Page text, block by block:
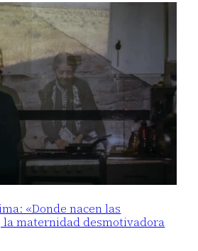
«Donde nacen las
la maternidad desmotivadora